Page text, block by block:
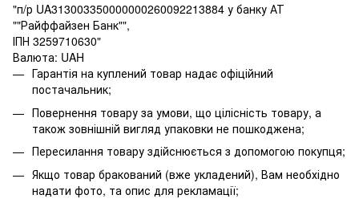
"п/р UA313003350000000260092213884 у банку АТ
""Райффайзен Банк"",
ІПН 3259710630"
Валюта: UAH
Гарантія на куплений товар надає офіційний
постачальник;
Повернення товару за умови, що цілісність товару, а
також зовнішній вигляд упаковки не пошкоджена;
Пересилання товару здійснюється з допомогою покупця;
Якщо товар бракований (вже укладений), Вам необхідно
надати фото, та опис для рекламації;